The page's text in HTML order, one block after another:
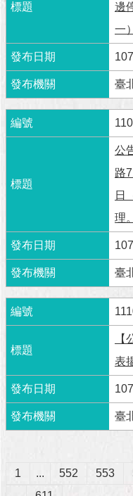
邊
一
臺
公
路
日
理。
臺
表
臺
1 ... 552 553